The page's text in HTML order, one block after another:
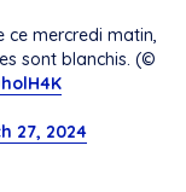
ce mercredi matin,
sont blanchis. (©
27, 2024